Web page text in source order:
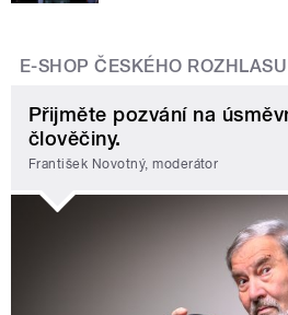
E-SHOP ČESKÉHO ROZHLASU
Přijměte pozvání na
člověčiny.
František Novotný, moderátor